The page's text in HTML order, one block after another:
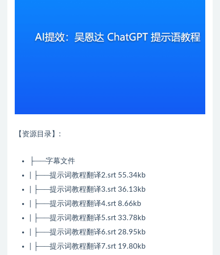
【资源目录】:
├──字幕文件
| ├──提示词教程翻译2.srt 55.34kb
| ├──提示词教程翻译3.srt 36.13kb
| ├──提示词教程翻译4.srt 8.66kb
| ├──提示词教程翻译5.srt 33.78kb
| ├──提示词教程翻译6.srt 28.95kb
| ├──提示词教程翻译7.srt 19.80kb